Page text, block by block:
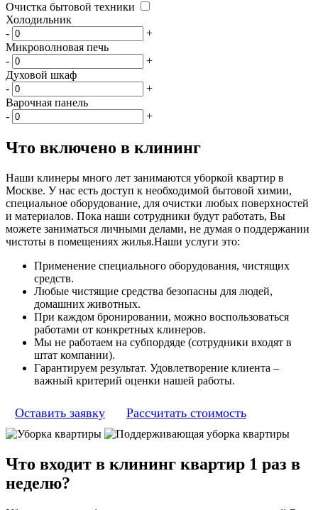
Очистка бытовой техники
Холодильник
-
+
Микроволновая печь
-
+
Духовой шкаф
-
+
Варочная панель
-
+
Что включено в клининг
Наши клинеры много лет занимаются уборкой квартир в
Москве. У нас есть доступ к необходимой бытовой химии,
специальное оборудование, для очистки любых поверхностей
и материалов. Пока наши сотрудники будут работать, Вы
можете заниматься личными делами, не думая о поддержании
чистоты в помещениях жилья.Наши услуги это:
Применение специального оборудования, чистящих
средств.
Любые чистящие средства безопасны для людей,
домашних животных.
При каждом бронировании, можно воспользоваться
работами от конкретных клинеров.
Мы не работаем на субпордяде (сотрудники входят в
штат компании).
Гарантируем результат. Удовлетворение клиента –
важный критерий оценки нашей работы.
Оставить заявку Рассчитать стоимость
Что входит в клининг квартир 1 раз в
неделю?